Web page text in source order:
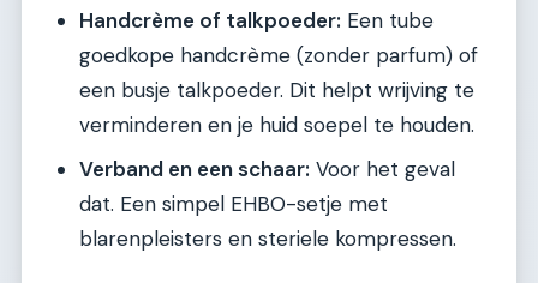
Handcrème of talkpoeder: Een tube
goedkope handcrème (zonder parfum) of
een busje talkpoeder. Dit helpt wrijving te
verminderen en je huid soepel te houden.
Verband en een schaar: Voor het geval
dat. Een simpel EHBO-setje met
blarenpleisters en steriele kompressen.